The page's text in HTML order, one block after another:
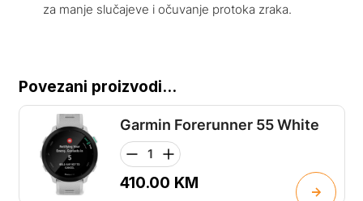
za manje slučajeve i očuvanje protoka zraka.
Povezani proizvodi...
Garmin Forerunner 55 White
410.00 KM